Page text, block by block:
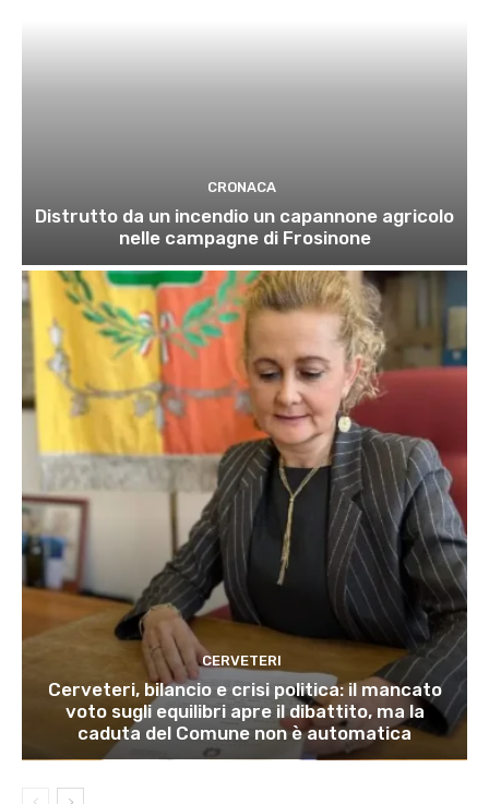
CRONACA
Distrutto da un incendio un capannone agricolo
nelle campagne di Frosinone
CERVETERI
Cerveteri, bilancio e crisi politica: il mancato
voto sugli equilibri apre il dibattito, ma la
caduta del Comune non è automatica